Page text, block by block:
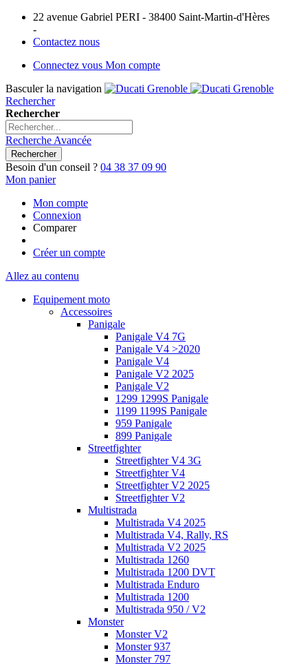
22 avenue Gabriel PERI - 38400 Saint-Martin-d'Hères
-
Contactez nous
Connectez vous Mon compte
Basculer la navigation
Rechercher
Rechercher
Recherche Avancée
Rechercher
Besoin d'un conseil ? 04 38 37 09 90
Mon panier
Mon compte
Connexion
Comparer
Créer un compte
Allez au contenu
Equipement moto
Accessoires
Panigale
Panigale V4 7G
Panigale V4 >2020
Panigale V4
Panigale V2 2025
Panigale V2
1299 1299S Panigale
1199 1199S Panigale
959 Panigale
899 Panigale
Streetfighter
Streetfighter V4 3G
Streetfighter V4
Streetfighter V2 2025
Streetfighter V2
Multistrada
Multistrada V4 2025
Multistrada V4, Rally, RS
Multistrada V2 2025
Multistrada 1260
Multistrada 1200 DVT
Multistrada Enduro
Multistrada 1200
Multistrada 950 / V2
Monster
Monster V2
Monster 937
Monster 797